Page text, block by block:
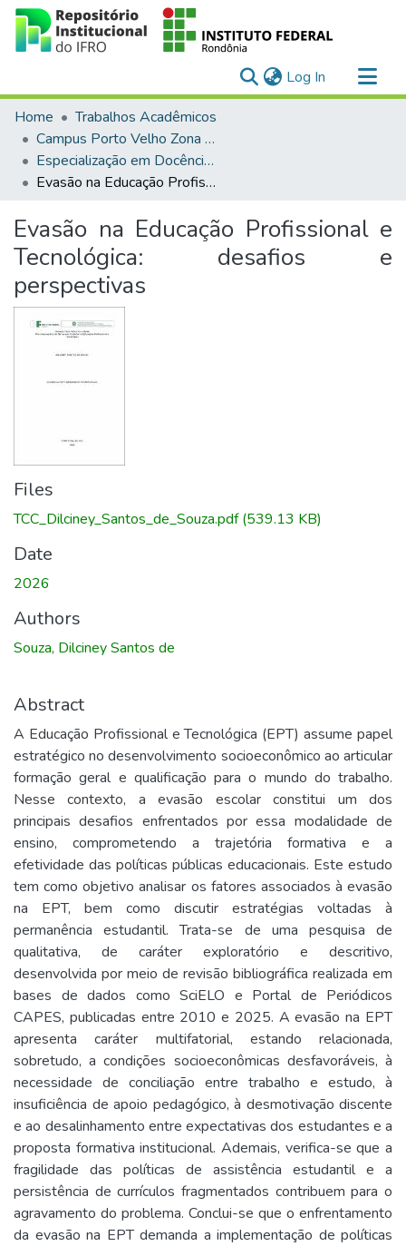
Log In (current)
Communities & Collections
All of DSpace
Statistics
Home
Trabalhos Acadêmicos
Campus Porto Velho Zona Norte
Especialização em Docência para a Educação Profissional e Tecnológica
Evasão na Educação Profissional e Tecnológica: desafios e perspectivas
Evasão na Educação Profissional e
Tecnológica: desafios e
perspectivas
Files
TCC_Dilciney_Santos_de_Souza.pdf(539.13 KB)
Date
2026
Authors
Souza, Dilciney Santos de
Abstract
A Educação Profissional e Tecnológica (EPT) assume papel
estratégico no desenvolvimento socioeconômico ao articular
formação geral e qualificação para o mundo do trabalho.
Nesse contexto, a evasão escolar constitui um dos
principais desafios enfrentados por essa modalidade de
ensino, comprometendo a trajetória formativa e a
efetividade das políticas públicas educacionais. Este estudo
tem como objetivo analisar os fatores associados à evasão
na EPT, bem como discutir estratégias voltadas à
permanência estudantil. Trata-se de uma pesquisa de
qualitativa, de caráter exploratório e descritivo,
desenvolvida por meio de revisão bibliográfica realizada em
bases de dados como SciELO e Portal de Periódicos
CAPES, publicadas entre 2010 e 2025. A evasão na EPT
apresenta caráter multifatorial, estando relacionada,
sobretudo, a condições socioeconômicas desfavoráveis, à
necessidade de conciliação entre trabalho e estudo, à
insuficiência de apoio pedagógico, à desmotivação discente
e ao desalinhamento entre expectativas dos estudantes e a
proposta formativa institucional. Ademais, verifica-se que a
fragilidade das políticas de assistência estudantil e a
persistência de currículos fragmentados contribuem para o
agravamento do problema. Conclui-se que o enfrentamento
da evasão na EPT demanda a implementação de políticas